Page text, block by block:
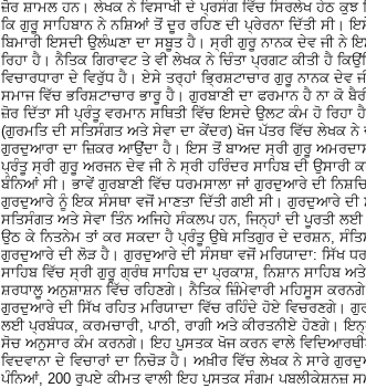
ਜ਼ੋਰ ਸ਼ਾਮਲ ਹਨ। ਲੇਖਕ ਨੇ ਵਿਸਾਖੀ ਦੇ ਪ੍ਰਸੰਗ ਵਿੱਚ ਸਿਰਲੇਖ ਹੇਠ
ਕਿ ਗੁਰੂ ਸਾਹਿਬਾਨ ਨੇ ਨਸ਼ਿਆਂ ਤੋਂ ਦੂਰ ਰਹਿਣ ਦੀ ਪ੍ਰੇਰਨਾ ਦਿੱਤੀ ਸੀ।
ਬਿਮਾਰੀ ਇਸਦੀ ਉਲੰਘਣਾ ਦਾ ਸਬੂਤ ਹੈ। ਸ੍ਰੀ ਗੁਰੂ ਨਾਨਕ ਦੇਵ ਜੀ
ਰਿਹਾ ਹੈ। ਨੈਤਿਕ ਗਿਰਾਵਟ ਤੇ ਵੀ ਲੇਖਕ ਨੇ ਚਿੰਤਾ ਪ੍ਰਗਟ ਕੀਤੀ ਹੈ
ਵਿਚਾਰਧਾਰਾ ਦੇ ਵਿਰੁੱਧ ਹੈ। ਏਸੇ ਤਰ੍ਹਾਂ ਭਿ੍ਰਸ਼ਟਾਚਾਰ ਗੁਰੂ ਨਾਨਕ
ਸਮਾਜ ਵਿੱਚ ਭਰਿਸ਼ਟਾਚਾਰ ਭਾਰੂ ਹੈ। ਗੁਰਬਾਣੀ ਦਾ ਫਰਮਾਨ ਹੈ ਨਾ ਕੋ
ਜ਼ੋਰ ਦਿੱਤਾ ਸੀ ਪ੍ਰੰਤੂ ਵਰਮਾਨ ਸਥਿਤੀ ਵਿੱਚ ਇਸਦੇ ਉਲਟ ਕੰਮ ਹੋ
(ਗੁਰਮਤਿ ਦੀ ਸਤਿਸੰਗਤ ਅਤੇ ਸੇਵਾ ਦਾ ਕੇਂਦਰ) ਖੋਜ ਪੱਤਰ ਵਿੱਚ ਲੇਖਕ
ਗੁਰਦੁਆਰਾ ਦਾ ਜ਼ਿਕਰ ਆਉਂਦਾ ਹੈ। ਇਸ ਤੋਂ ਬਾਅਦ ਸ੍ਰੀ ਗੁਰੂ
ਪ੍ਰੰਤੂ ਸ੍ਰੀ ਗੁਰੂ ਅਰਜਨ ਦੇਵ ਜੀ ਨੇ ਸ੍ਰੀ ਹਰਿੰਦਰ ਸਾਹਿਬ ਦੀ ਉਸਾਰੀ
ਬੰਨਿਆਂ ਸੀ। ਭਾਵੇਂ ਗੁਰਬਾਣੀ ਵਿੱਚ ਧਰਮਸਾਲਾ ਜਾਂ ਗੁਰਦੁਆਰੇ ਦੀ
ਗੁਰਦੁਆਰੇ ਨੂੰ ਇਕ ਸੰਸਥਾ ਵਜੋਂ ਮਾਣਤਾ ਦਿੱਤੀ ਗਈ ਸੀ। ਗੁਰਦੁਆਰੇ ਦੀ
ਸਤਿਸੰਗਤ ਅਤੇ ਸੇਵਾ ਤਿੰਨ ਅਜਿਹੇ ਸੰਕਲਪ ਹਨ, ਜਿਨ੍ਹਾਂ ਦੀ ਪੂਰਤੀ
ਉਠ ਕੇ ਨਿਤਨੇਮ ਤਾਂ ਕਰ ਸਕਦਾ ਹੈ ਪ੍ਰੰਤੂ ਉਥੇ ਸਤਿਗੁਰ ਦੇ ਦਰਸ਼ਨ,
ਗੁਰਦੁਆਰੇ ਦੀ ਲੋੜ ਹੈ। ਗੁਰਦੁਆਰੇ ਦੀ ਸੰਸਥਾ ਵਜੋਂ ਮਰਿਯਾਦਾ: ਸਿੱਖ
ਸਾਹਿਬ ਵਿੱਚ ਸ੍ਰੀ ਗੁਰੂ ਗ੍ਰੰਥ ਸਾਹਿਬ ਦਾ ਪ੍ਰਕਾਸ਼, ਨਿਸ਼ਾਨ ਸਾਹਿਬ
ਸ਼ਰਧਾਲੂ ਅਨੁਸ਼ਾਸ਼ਨ ਵਿੱਚ ਰਹਿਣਗੇ। ਨੈਤਿਕ ਜ਼ਿੰਮੇਵਾਰੀ ਮਹਿਸੂਸ
ਗੁਰਦੁਆਰੇ ਦੀ ਸਿੱਖ ਰਹਿਤ ਮਰਿਯਾਦਾ ਵਿੱਚ ਰਹਿੰਦੇ ਹੋਏ
ਲਈ ਪ੍ਰਬੰਧਕ, ਕਰਮਚਾਰੀ, ਪਾਠੀ, ਰਾਗੀ ਅਤੇ ਕੀਰਤਨੀਏ ਹੋਣਗੇ।
ਸੋਚ ਅਨੁਸਾਰ ਕੰਮ ਕਰਨਗੇ। ਇਹ ਪੁਸਤਕ ਖੋਜ ਕਰਨ ਵਾਲੇ
ਵਿਦਵਾਨਾ ਦੇ ਵਿਚਾਰਾਂ ਦਾ ਨਿਚੋੜ ਹੈ। ਅਖ਼ੀਰ ਵਿੱਚ ਲੇਖਕ ਨੇ ਸਾਰੇ
ਪੰਨਿਆਂ, 200 ਰੁਪਏ ਕੀਮਤ ਵਾਲੀ ਇਹ ਪੁਸਤਕ ਸੰਗਮ ਪਬਲੀਕੇਸ਼ਨਜ਼